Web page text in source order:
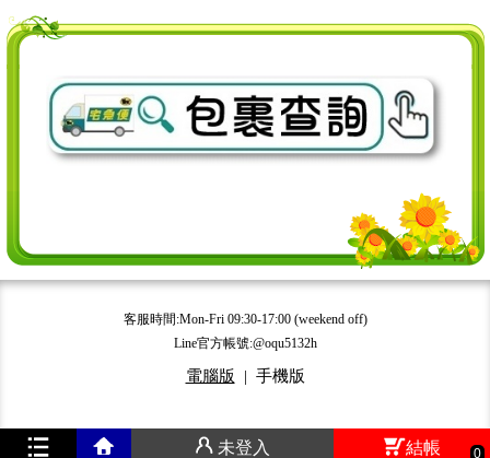
未登入 結帳 0
客服時間:Mon-Fri 09:30-17:00 (weekend off)
Line官方帳號:@oqu5132h
電腦版 | 手機版